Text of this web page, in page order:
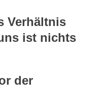
Verhältnis
ist nichts
der